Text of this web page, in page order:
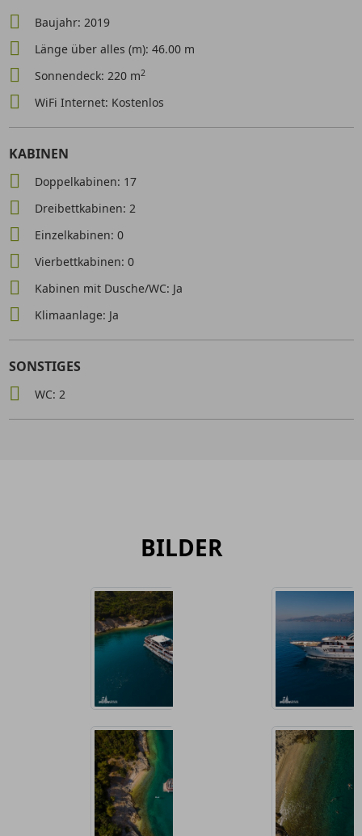
Baujahr: 2019
Länge über alles (m): 46.00 m
Sonnendeck: 220 m2
WiFi Internet: Kostenlos
KABINEN
Doppelkabinen: 17
Dreibettkabinen: 2
Einzelkabinen: 0
Vierbettkabinen: 0
Kabinen mit Dusche/WC: Ja
Klimaanlage: Ja
SONSTIGES
WC: 2
BILDER